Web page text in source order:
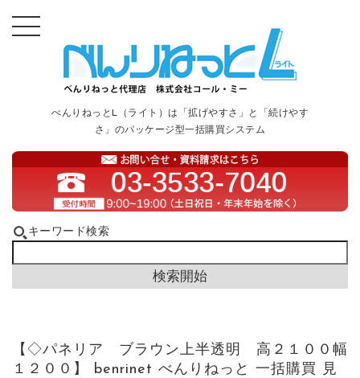
べんりねっとL（ライト）は「拡げやすさ」と「続けやす
さ」のパッケージ型一括購買システム
キーワード検索
【◇パネリア ブラウン上半透明 高２１００幅
１２００】 benrinet べんりねっと 一括購買 見